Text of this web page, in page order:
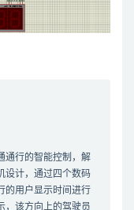
通行的智能控制，解
设计，通过四个数码
的用户显示时间进行
，该方向上的驾驶员